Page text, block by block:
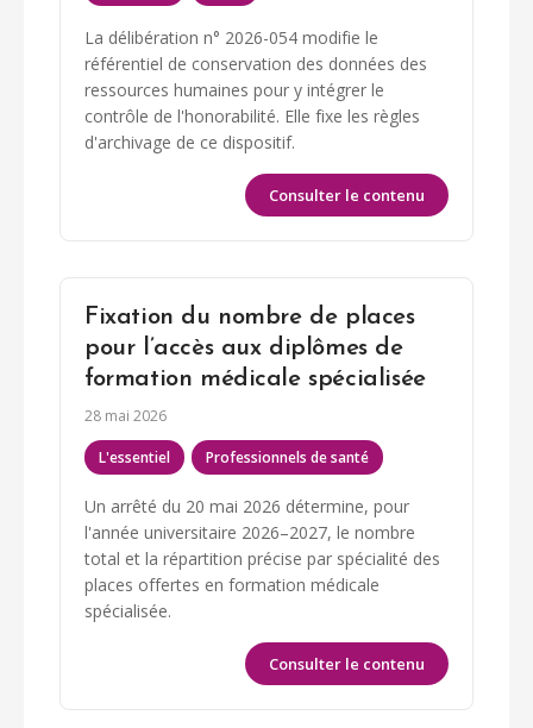
La délibération n° 2026-054 modifie le
référentiel de conservation des données des
ressources humaines pour y intégrer le
contrôle de l'honorabilité. Elle fixe les règles
d'archivage de ce dispositif.
Consulter le contenu
Fixation du nombre de places
pour l’accès aux diplômes de
formation médicale spécialisée
28 mai 2026
L'essentiel Professionnels de santé
Un arrêté du 20 mai 2026 détermine, pour
l'année universitaire 2026–2027, le nombre
total et la répartition précise par spécialité des
places offertes en formation médicale
spécialisée.
Consulter le contenu